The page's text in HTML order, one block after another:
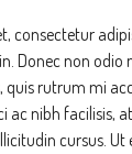
consectetur
Donec non odio
quis rutrum mi
ac nibh facilisis,
cursus. Ut